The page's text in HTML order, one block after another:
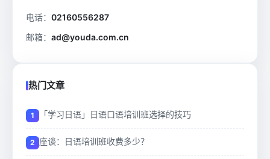
电话： 02160556287
邮箱： ad@youda.com.cn
热门文章
「学习日语」日语口语培训班选择的技巧
座谈：日语培训班收费多少？